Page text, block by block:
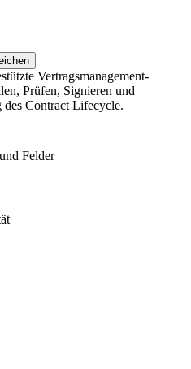
Vertragsmanagement-
Prüfen, Signieren und
des Contract Lifecycle.
Felder